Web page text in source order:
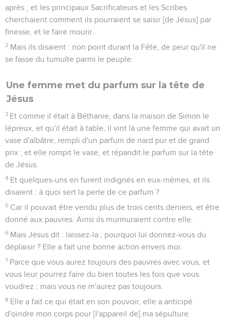
après ; et les principaux Sacrificateurs et les Scribes
cherchaient comment ils pourraient se saisir [de Jésus] par
finesse, et le faire mourir.
2 Mais ils disaient : non point durant la Fête, de peur qu'il ne
se fasse du tumulte parmi le peuple.
Une femme met du parfum sur la tête de
Jésus
3 Et comme il était à Béthanie, dans la maison de Simon le
lépreux, et qu'il était à table, il vint là une femme qui avait un
vase d'albâtre, rempli d'un parfum de nard pur et de grand
prix ; et elle rompit le vase, et répandit le parfum sur la tête
de Jésus.
4 Et quelques-uns en furent indignés en eux-mêmes, et ils
disaient : à quoi sert la perte de ce parfum ?
5 Car il pouvait être vendu plus de trois cents deniers, et être
donné aux pauvres. Ainsi ils murmuraient contre elle.
6 Mais Jésus dit : laissez-la ; pourquoi lui donnez-vous du
déplaisir ? Elle a fait une bonne action envers moi.
7 Parce que vous aurez toujours des pauvres avec vous, et
vous leur pourrez faire du bien toutes les fois que vous
voudrez ; mais vous ne m'aurez pas toujours.
8 Elle a fait ce qui était en son pouvoir, elle a anticipé
d'oindre mon corps pour [l'appareil de] ma sépulture.